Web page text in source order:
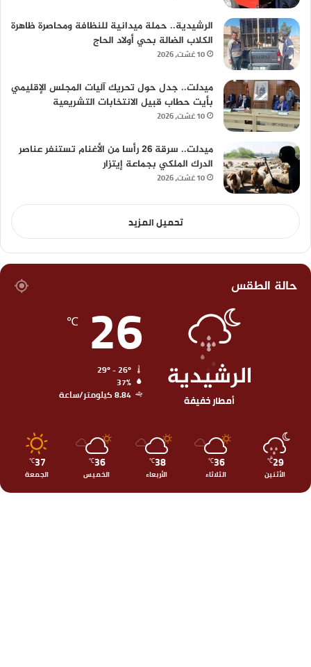
الرشيدية.. حملة ميدانية للنظافة ومحاصرة ظاهرة
الكلاب الضالة بحي أولاد الحاج
10 غشت، 2026
ميدلت.. جدل حول تحريك آليات المجلس الإقليمي
بأيت حطاب قبيل الانتخابات التشريعية
10 غشت، 2026
ميدلت.. سرقة 26 رأسا من الأغنام تستنفر عناصر
الدرك الملكي بجماعة إيتزار
10 غشت، 2026
تحميل المزيد
حالة الطقس
الرشيدية
أمطار خفيفة
26
℃
37%
8.84 كيلومتر/ساعة
29
℃
الأثنين
36
℃
الثلاثاء
38
℃
الأربعاء
36
℃
الخميس
37
℃
الجمعة